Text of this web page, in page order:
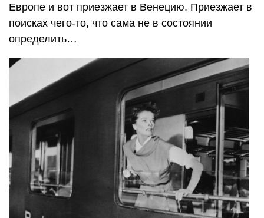
Европе и вот приезжает в Венецию. Приезжает в
поисках чего-то, что сама не в состоянии
определить…